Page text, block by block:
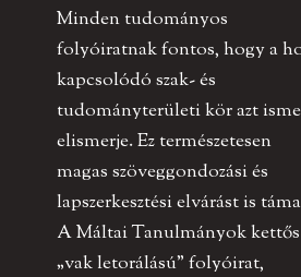
Minden tudományos
folyóiratnak fontos, hogy a
kapcsolódó szak- és
tudományterületi kör azt
elismerje. Ez természetesen
magas szöveggondozási és
lapszerkesztési elvárást is
A Máltai Tanulmányok kettős
„vak letorálású” folyóirat,